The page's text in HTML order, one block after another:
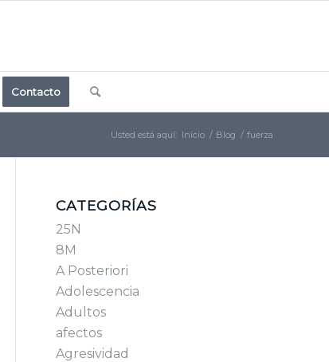
Contacto
Usted está aquí: Inicio / Blog / fuerza
CATEGORÍAS
25N
8M
A Posteriori
Adolescencia
Adultos
afectos
Agresividad